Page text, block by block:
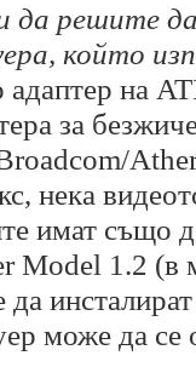
да решите
който
адаптер на
за
нека
имат също
Model 1.2 (в
да
може да се